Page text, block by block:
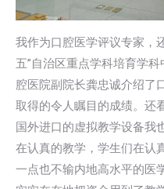
我作为口腔医学评议专家，
五”自治区重点学科培育学
腔医院副院长龚忠诚介绍了
取得的令人瞩目的成绩。还
国外进口的虚拟教学设备我
在认真的教学，学生们在认
一点也不输内地高水平的医